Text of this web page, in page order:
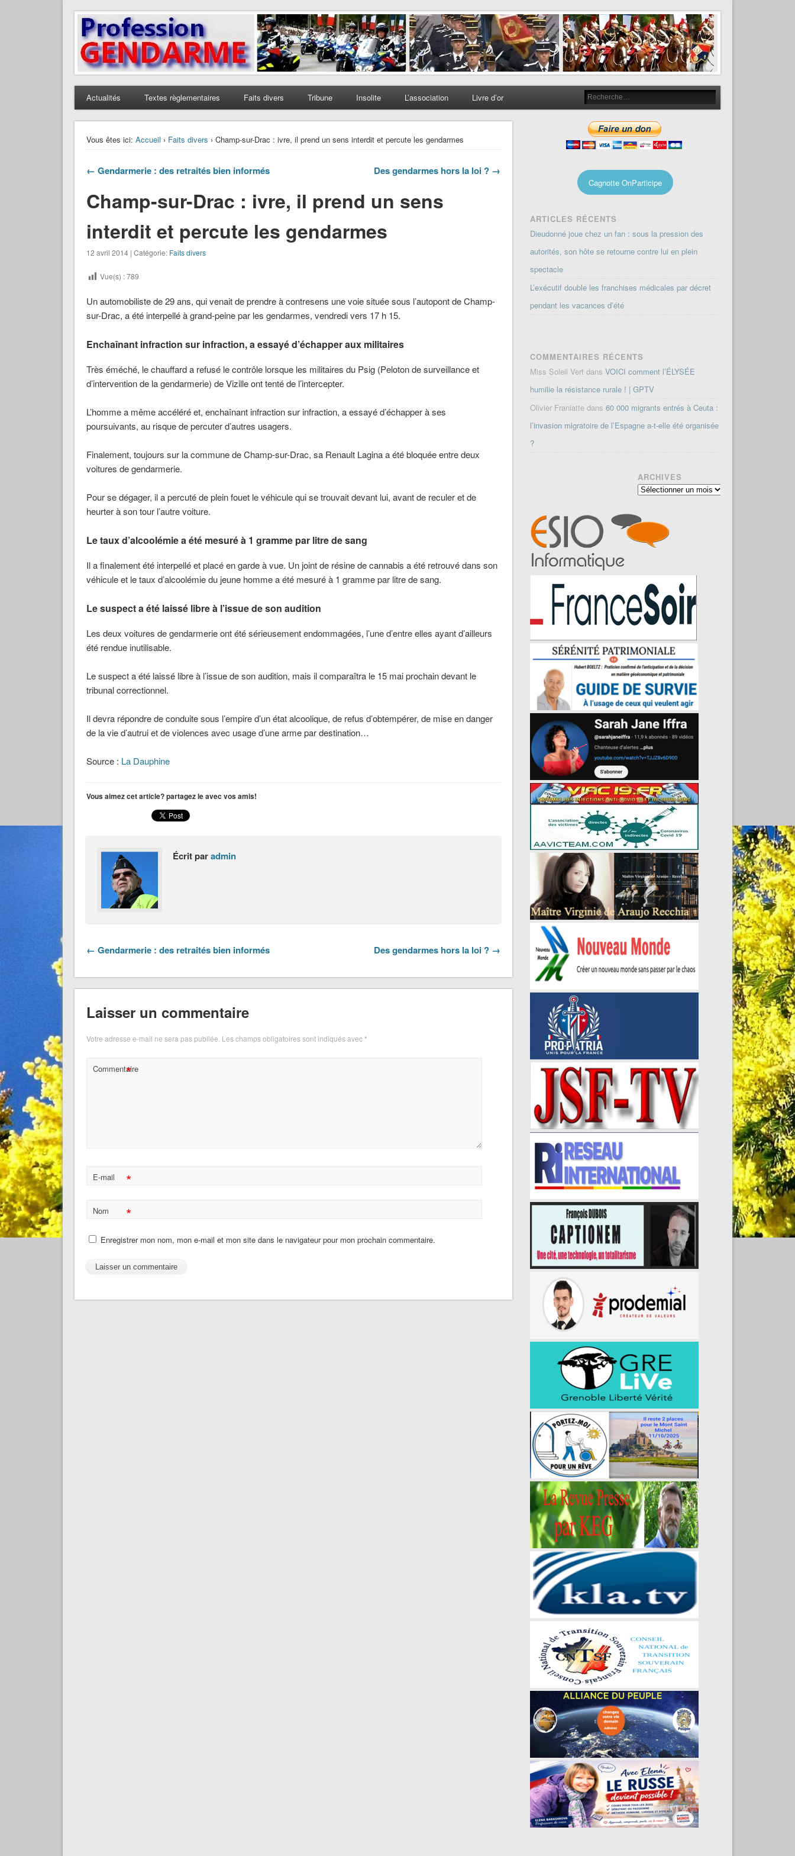
Profession Gendarme
Le journal des gendarmes
Actualités Textes règlementaires Faits divers Tribune Insolite L’association Livre d’or
Vous êtes ici: Accueil › Faits divers › Champ-sur-Drac : ivre, il prend un sens interdit et percute les gendarmes
← Gendarmerie : des retraités bien informés Des gendarmes hors la loi ? →
Champ-sur-Drac : ivre, il prend un sens
interdit et percute les gendarmes
12 avril 2014 | Catégorie: Faits divers
Vue(s) :789
Un automobiliste de 29 ans, qui venait de prendre à contresens une voie située sous l’autopont de Champ-
sur-Drac, a été interpellé à grand-peine par les gendarmes, vendredi vers 17 h 15.
Enchaînant infraction sur infraction, a essayé d’échapper aux militaires
Très éméché, le chauffard a refusé le contrôle lorsque les militaires du Psig (Peloton de surveillance et
d’intervention de la gendarmerie) de Vizille ont tenté de l’intercepter.
L’homme a même accéléré et, enchaînant infraction sur infraction, a essayé d’échapper à ses
poursuivants, au risque de percuter d’autres usagers.
Finalement, toujours sur la commune de Champ-sur-Drac, sa Renault Lagina a été bloquée entre deux
voitures de gendarmerie.
Pour se dégager, il a percuté de plein fouet le véhicule qui se trouvait devant lui, avant de reculer et de
heurter à son tour l’autre voiture.
Le taux d’alcoolémie a été mesuré à 1 gramme par litre de sang
Il a finalement été interpellé et placé en garde à vue. Un joint de résine de cannabis a été retrouvé dans son
véhicule et le taux d’alcoolémie du jeune homme a été mesuré à 1 gramme par litre de sang.
Le suspect a été laissé libre à l’issue de son audition
Les deux voitures de gendarmerie ont été sérieusement endommagées, l’une d’entre elles ayant d’ailleurs
été rendue inutilisable.
Le suspect a été laissé libre à l’issue de son audition, mais il comparaîtra le 15 mai prochain devant le
tribunal correctionnel.
Il devra répondre de conduite sous l’empire d’un état alcoolique, de refus d’obtempérer, de mise en danger
de la vie d’autrui et de violences avec usage d’une arme par destination…
Source : La Dauphine
Vous aimez cet article? partagez le avec vos amis!
Écrit paradmin
← Gendarmerie : des retraités bien informés Des gendarmes hors la loi ? →
Laisser un commentaire
Votre adresse e-mail ne sera pas publiée. Les champs obligatoires sont indiqués avec*
Commentaire
*
E-mail *
Nom *
Enregistrer mon nom, mon e-mail et mon site dans le navigateur pour mon prochain commentaire.
Cagnotte OnParticipe
ARTICLES RÉCENTS
Dieudonné joue chez un fan : sous la pression des
autorités, son hôte se retourne contre lui en plein
spectacle
L’exécutif double les franchises médicales par décret
pendant les vacances d’été
COMMENTAIRES RÉCENTS
Miss Soleil Vert dansVOICI comment l’ÉLYSÉE
humilie la résistance rurale ! | GPTV
Olivier Franiatte dans60 000 migrants entrés à Ceuta :
l’invasion migratoire de l’Espagne a-t-elle été organisée
?
ARCHIVES
Archives